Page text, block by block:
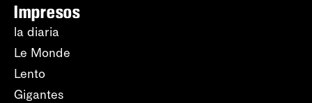
Impresos
la diaria
Le Monde
Lento
Gigantes